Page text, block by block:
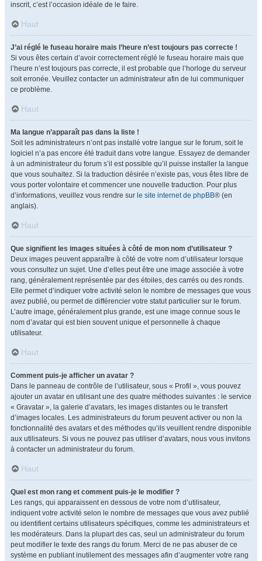
inscrit, c’est l’occasion idéale de le faire.
Haut
J’ai réglé le fuseau horaire mais l’heure n’est toujours pas correcte !
Si vous êtes certain d’avoir correctement réglé le fuseau horaire mais que
l’heure n’est toujours pas correcte, il est probable que l’horloge du serveur
soit erronée. Veuillez contacter un administrateur afin de lui communiquer
ce problème.
Haut
Ma langue n’apparaît pas dans la liste !
Soit les administrateurs n’ont pas installé votre langue sur le forum, soit le
logiciel n’a pas encore été traduit dans votre langue. Essayez de demander
à un administrateur du forum s’il est possible qu’il puisse installer la langue
que vous souhaitez. Si la traduction désirée n’existe pas, vous êtes libre de
vous porter volontaire et commencer une nouvelle traduction. Pour plus
d’informations, veuillez vous rendre sur le site internet de phpBB® (en
anglais).
Haut
Que signifient les images situées à côté de mon nom d’utilisateur ?
Deux images peuvent apparaître à côté de votre nom d’utilisateur lorsque
vous consultez un sujet. Une d’elles peut être une image associée à votre
rang, généralement représentée par des étoiles, des carrés ou des ronds.
Elle permet d’indiquer votre activité selon le nombre de messages que vous
avez publié, ou permet de différencier votre statut particulier sur le forum.
L’autre image, généralement plus grande, est une image connue sous le
nom d’avatar qui est bien souvent unique et personnelle à chaque
utilisateur.
Haut
Comment puis-je afficher un avatar ?
Dans le panneau de contrôle de l’utilisateur, sous « Profil », vous pouvez
ajouter un avatar en utilisant une des quatre méthodes suivantes : le service
« Gravatar », la galerie d’avatars, les images distantes ou le transfert
d’images locales. Les administrateurs du forum peuvent activer ou non la
fonctionnalité des avatars et des méthodes qu’ils veuillent rendre disponible
aux utilisateurs. Si vous ne pouvez pas utiliser d’avatars, nous vous invitons
à contacter un administrateur du forum.
Haut
Quel est mon rang et comment puis-je le modifier ?
Les rangs, qui apparaissent en dessous de votre nom d’utilisateur,
indiquent votre activité selon le nombre de messages que vous avez publié
ou identifient certains utilisateurs spécifiques, comme les administrateurs et
les modérateurs. Dans la plupart des cas, seul un administrateur du forum
peut modifier le texte des rangs du forum. Merci de ne pas abuser de ce
système en publiant inutilement des messages afin d’augmenter votre rang